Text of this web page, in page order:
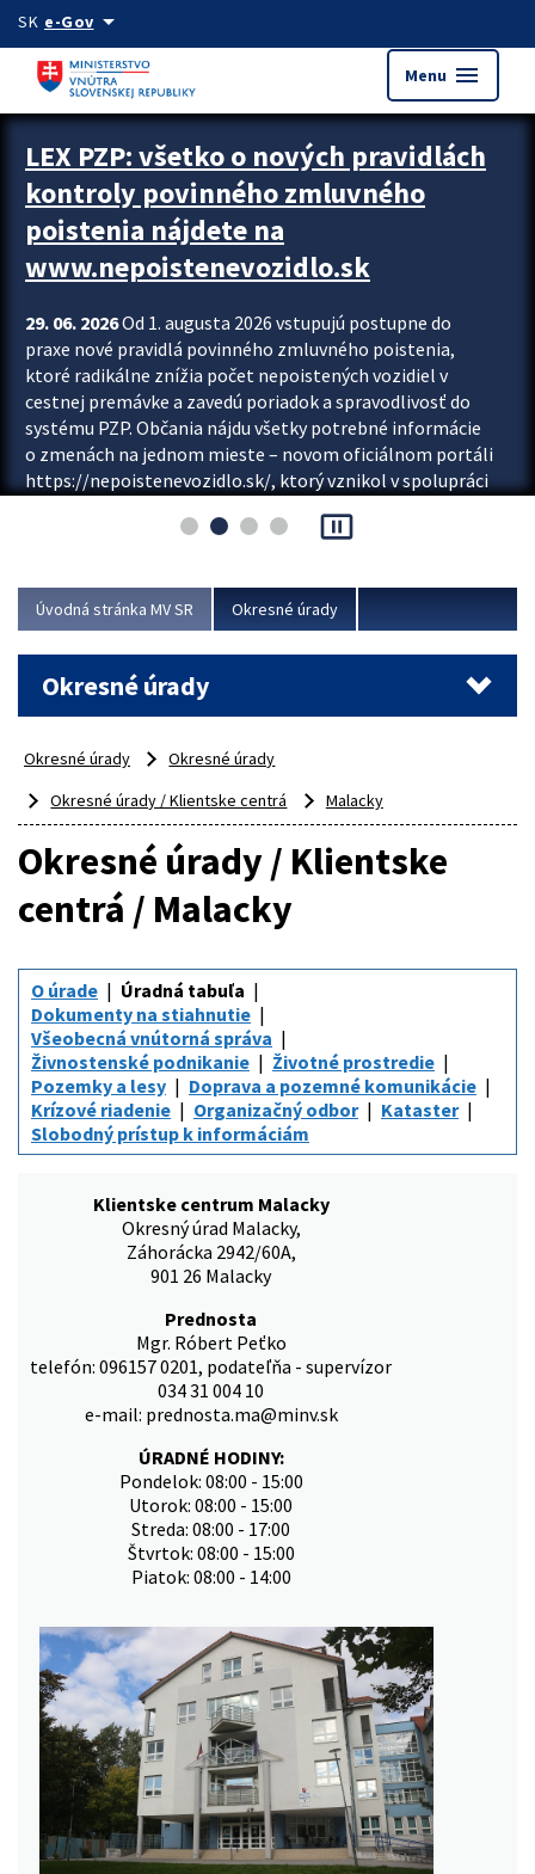
Preskocit na hlavný obsah
SK e-Govarrow_drop_down
Menu menu
Zastavit automatický posun upútavok
LEX PZP: všetko o nových pravidlách
kontroly povinného zmluvného
poistenia nájdete na
www.nepoistenevozidlo.sk
29. 06. 2026Od 1. augusta 2026 vstupujú postupne do
praxe nové pravidlá povinného zmluvného poistenia,
ktoré radikálne znížia počet nepoistených vozidiel v
cestnej premávke a zavedú poriadok a spravodlivosť do
systému PZP. Občania nájdu všetky potrebné informácie
o zmenách na jednom mieste – novom oficiálnom portáli
https://nepoistenevozidlo.sk/, ktorý vznikol v spolupráci
asociácie poisťovní (SLASPO) a Ministerstva vnútra SR.
Viac
pause_presentation
Úvodná stránka MV SR Okresné úrady
Okresné úrady
Okresné úrady
Okresné úrady
Okresné úrady / Klientske centrá
Malacky
Okresné úrady / Klientske
centrá / Malacky
O úrade
Úradná tabuľa
Dokumenty na stiahnutie
Všeobecná vnútorná správa
Živnostenské podnikanie
Životné prostredie
Pozemky a lesy
Doprava a pozemné komunikácie
Krízové riadenie
Organizačný odbor
Kataster
Slobodný prístup k informáciám
Klientske centrum Malacky
Okresný úrad Malacky,
Záhorácka 2942/60A,
901 26 Malacky
Prednosta
Mgr. Róbert Peťko
telefón: 096157 0201, podateľňa - supervízor
034 31 004 10
e-mail: prednosta.ma@minv.sk
ÚRADNÉ HODINY:
Pondelok: 08:00 - 15:00
Utorok: 08:00 - 15:00
Streda: 08:00 - 17:00
Štvrtok: 08:00 - 15:00
Piatok: 08:00 - 14:00